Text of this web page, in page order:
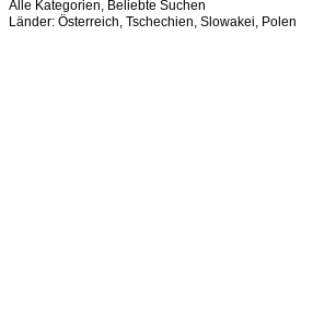
Alle Kategorien, Beliebte Suchen
Länder: Österreich, Tschechien, Slowakei, Polen